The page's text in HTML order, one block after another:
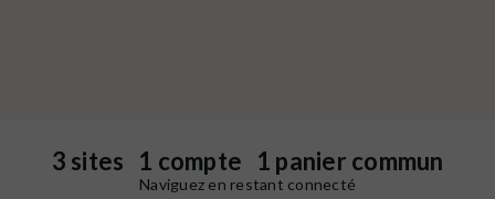
3 sites 1 compte 1 panier commun
Naviguez en restant connecté